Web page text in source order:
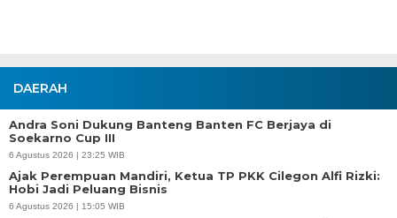
DAERAH
Andra Soni Dukung Banteng Banten FC Berjaya di
Soekarno Cup III
6 Agustus 2026 | 23:25 WIB
Ajak Perempuan Mandiri, Ketua TP PKK Cilegon Alfi Rizki:
Hobi Jadi Peluang Bisnis
6 Agustus 2026 | 15:05 WIB